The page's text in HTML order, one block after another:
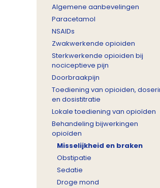
Algemene aanbevelingen
Paracetamol
NSAIDs
Zwakwerkende opioiden
Sterkwerkende opioiden bij
nociceptieve pijn
Doorbraakpijn
Toediening van opioiden,
en dosistitratie
Lokale toediening van opioïden
Behandeling bijwerkingen
opioïden
Misselijkheid en braken
Obstipatie
Sedatie
Droge mond